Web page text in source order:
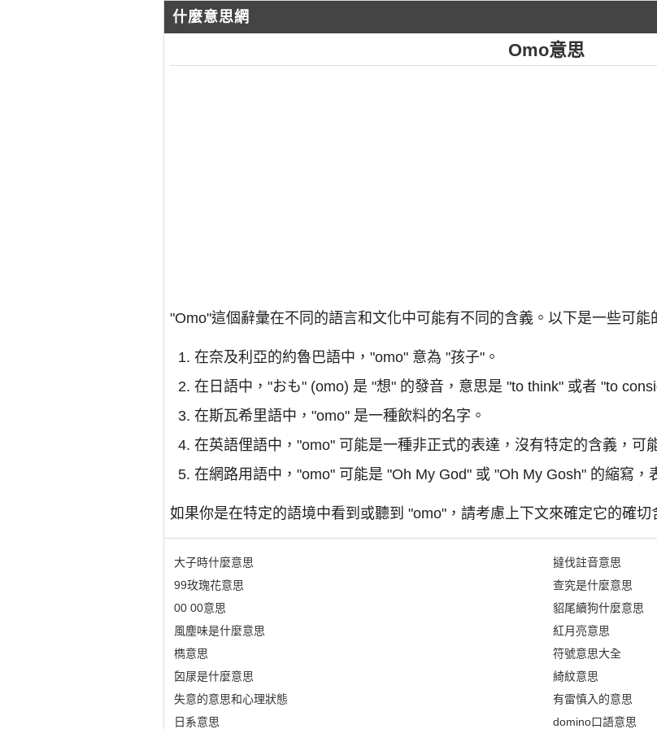
什麼意思網
Omo意思
"Omo"這個辭彙在不同的語言和文化中可能有不同的含義。以下是一些可能
在奈及利亞的約魯巴語中，"omo" 意為 "孩子"。
在日語中，"おも" (omo) 是 "想" 的發音，意思是 "to think" 或者 "to
在斯瓦希里語中，"omo" 是一種飲料的名字。
在英語俚語中，"omo" 可能是一種非正式的表達，沒有特定的含義，可
在網路用語中，"omo" 可能是 "Oh My God" 或 "Oh My Gosh" 的縮寫，
如果你是在特定的語境中看到或聽到 "omo"，請考慮上下文來確定它的確切
大子時什麼意思
99玫瑰花意思
00 00意思
風塵味是什麼意思
檇意思
囟㞗是什麼意思
失意的意思和心理狀態
日系意思
撻伐註音意思
查究是什麼意思
貂尾續狗什麼意思
紅月亮意思
符號意思大全
綺紋意思
有雷慎入的意思
domino口語意思